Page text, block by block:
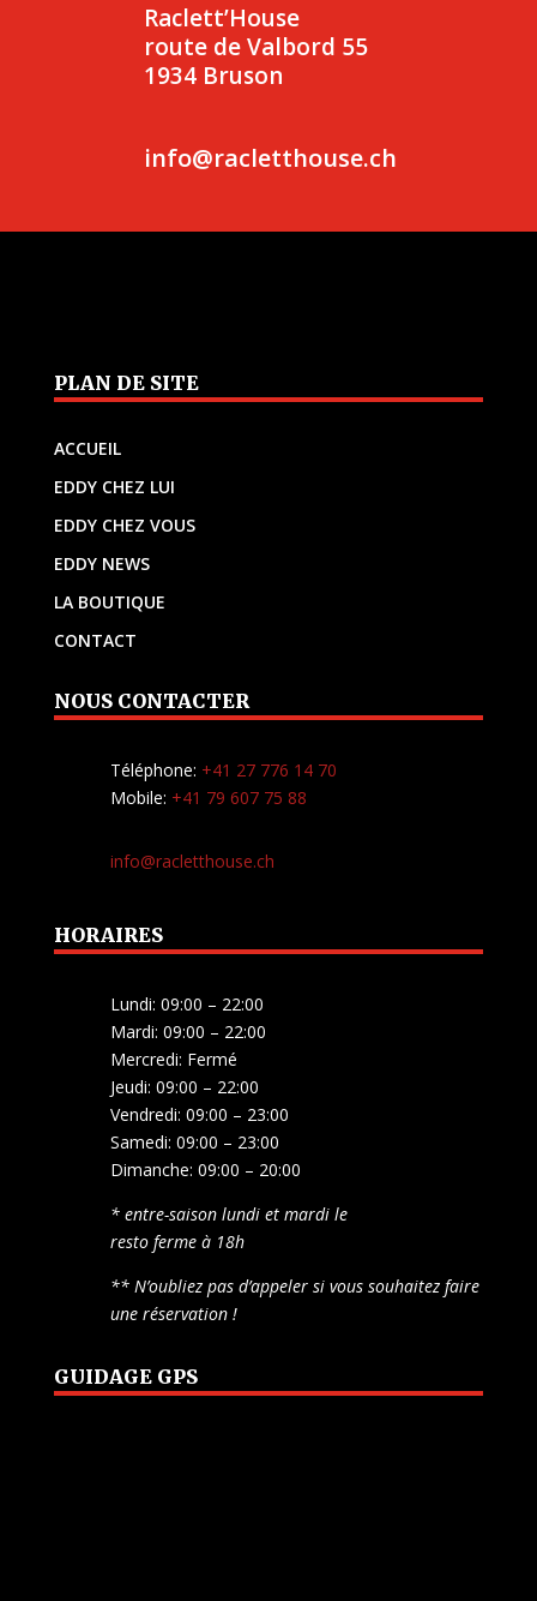
Raclett’House
route de Valbord 55
1934 Bruson
info@racletthouse.ch
PLAN DE SITE
ACCUEIL
EDDY CHEZ LUI
EDDY CHEZ VOUS
EDDY NEWS
LA BOUTIQUE
CONTACT
NOUS CONTACTER
Téléphone: +41 27 776 14 70
Mobile: +41 79 607 75 88
info@racletthouse.ch
HORAIRES
Lundi: 09:00 – 22:00
Mardi: 09:00 – 22:00
Mercredi: Fermé
Jeudi: 09:00 – 22:00
Vendredi: 09:00 – 23:00
Samedi: 09:00 – 23:00
Dimanche: 09:00 – 20:00
* entre-saison lundi et mardi le
resto ferme à 18h
** N’oubliez pas d’appeler si vous souhaitez faire
une réservation !
GUIDAGE GPS